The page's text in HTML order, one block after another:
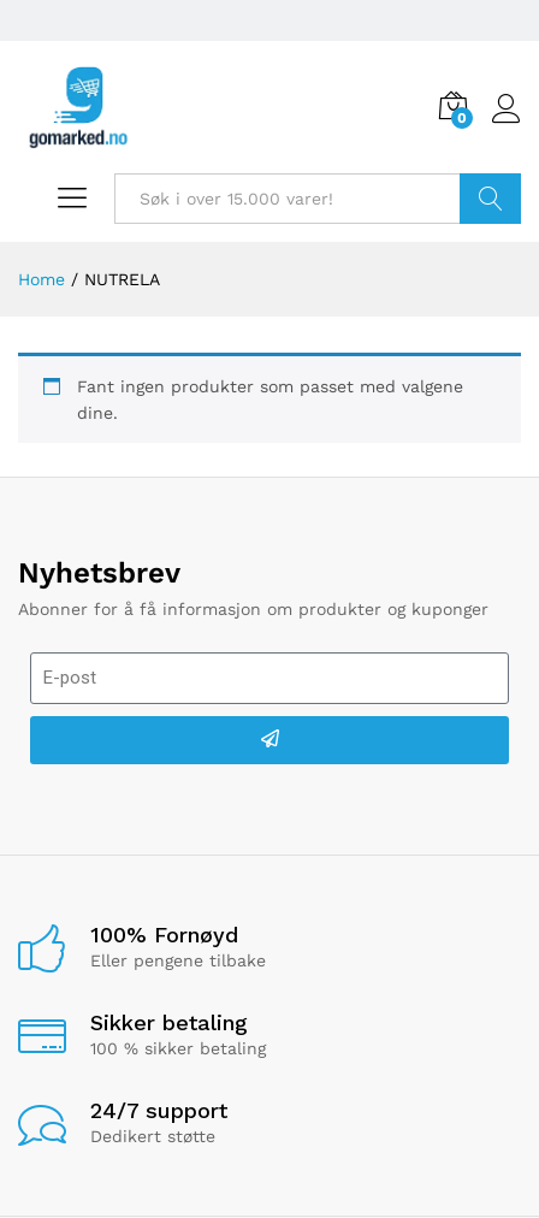
0
Home / NUTRELA
Fant ingen produkter som passet med valgene
dine.
Nyhetsbrev
Abonner for å få informasjon om produkter og kuponger
100% Fornøyd
Eller pengene tilbake
Sikker betaling
100 % sikker betaling
24/7 support
Dedikert støtte